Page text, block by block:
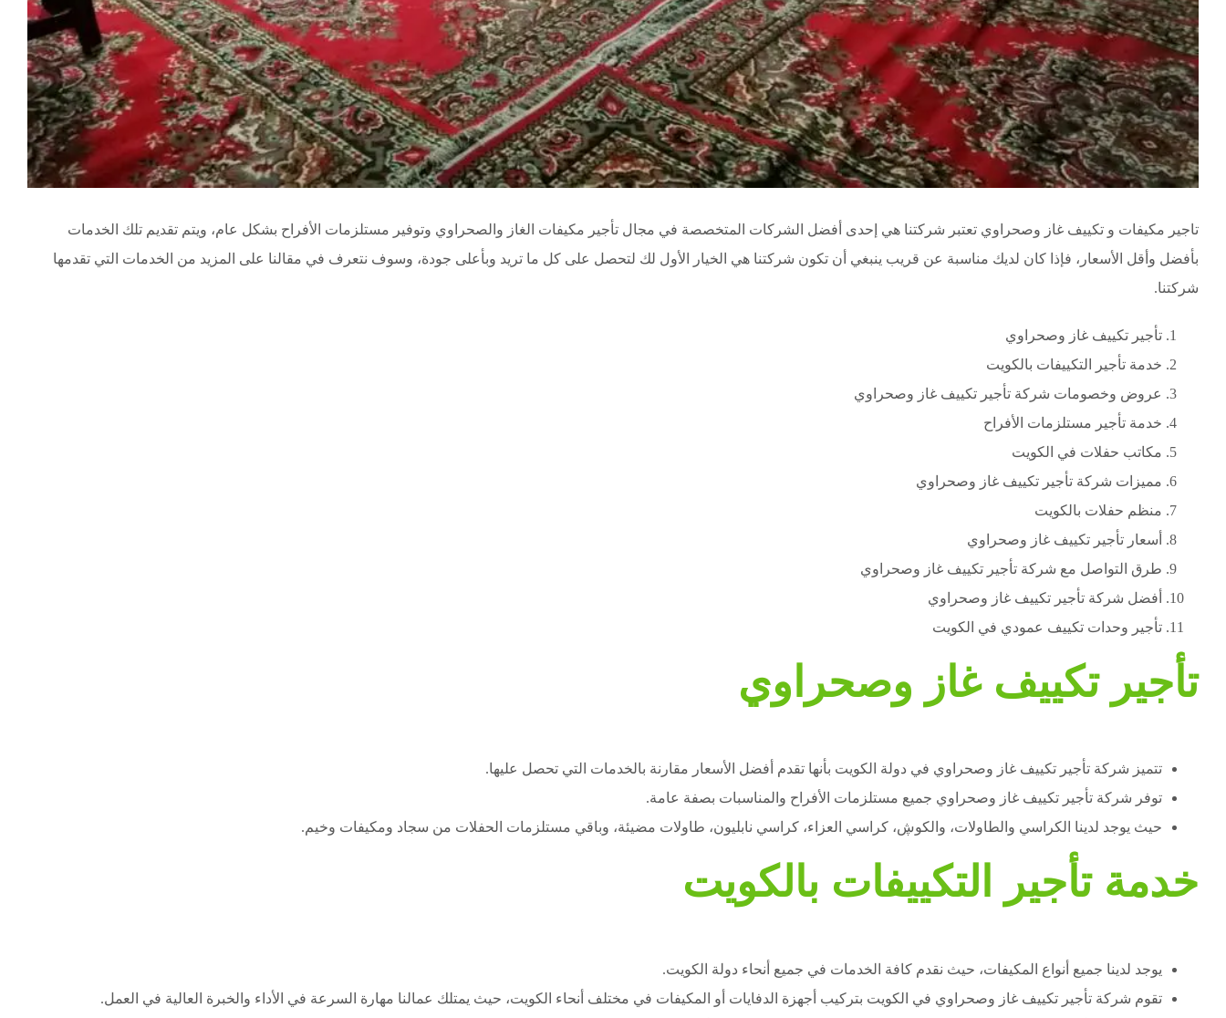
تاجير مكيفات و تكييف غاز وصحراوي تعتبر شركتنا هي إحدى أفضل الشركات المتخصصة في مجال تأجير مكيفات الغاز والصحراوي وتوفير مستلزمات الأفراح بشكل عام، ويتم تقديم تلك الخدمات
بأفضل وأقل الأسعار، فإذا كان لديك مناسبة عن قريب ينبغي أن تكون شركتنا هي الخيار الأول لك لتحصل على كل ما تريد وبأعلى جودة، وسوف نتعرف في مقالنا على المزيد من الخدمات التي تقدمها
شركتنا.
تأجير تكييف غاز وصحراوي
خدمة تأجير التكييفات بالكويت
عروض وخصومات شركة تأجير تكييف غاز وصحراوي
خدمة تأجير مستلزمات الأفراح
مكاتب حفلات في الكويت
مميزات شركة تأجير تكييف غاز وصحراوي
منظم حفلات بالكويت
أسعار تأجير تكييف غاز وصحراوي
طرق التواصل مع شركة تأجير تكييف غاز وصحراوي
أفضل شركة تأجير تكييف غاز وصحراوي
تأجير وحدات تكييف عمودي في الكويت
تأجير تكييف غاز وصحراوي
تتميز شركة تأجير تكييف غاز وصحراوي في دولة الكويت بأنها تقدم أفضل الأسعار مقارنة بالخدمات التي تحصل عليها.
توفر شركة تأجير تكييف غاز وصحراوي جميع مستلزمات الأفراح والمناسبات بصفة عامة.
حيث يوجد لدينا الكراسي والطاولات، والكوڜ، كراسي العزاء، كراسي نابليون، طاولات مضيئة، وباقي مستلزمات الحفلات من سجاد ومكيفات وخيم.
خدمة تأجير التكييفات بالكويت
يوجد لدينا جميع أنواع المكيفات، حيث نقدم كافة الخدمات في جميع أنحاء دولة الكويت.
تقوم شركة تأجير تكييف غاز وصحراوي في الكويت بتركيب أجهزة الدفايات أو المكيفات في مختلف أنحاء الكويت، حيث يمتلك عمالنا مهارة السرعة في الأداء والخبرة العالية في العمل.